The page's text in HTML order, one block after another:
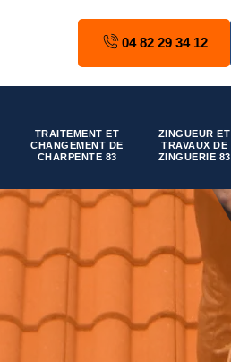
04 82 29 34 12
TRAITEMENT ET
CHANGEMENT DE
CHARPENTE 83
ZINGUEUR ET
TRAVAUX DE
ZINGUERIE 83